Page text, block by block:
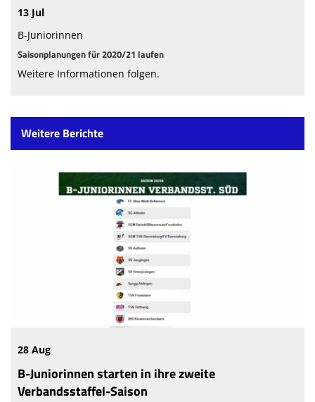
13 Jul
B-Juniorinnen
Saisonplanungen für 2020/21 laufen
Weitere Informationen folgen.
Weitere Berichte
28 Aug
B-Juniorinnen starten in ihre zweite
Verbandsstaffel-Saison